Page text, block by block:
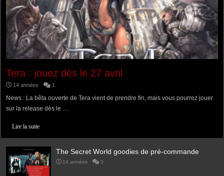
Tera : jouez dès le 27 avril
14 années 1
News : La bêta ouverte de Tera vient de prendre fin, mais vous pourrez jouer
sur la release dès le …
Lire la suite
The Secret World goodies de pré-commande
14 années 0